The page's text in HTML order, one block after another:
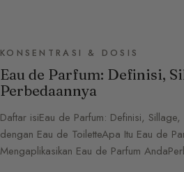
KONSENTRASI & DOSIS
Eau de Parfum: Definisi,
Perbedaannya
Daftar isiEau de Parfum: Definisi,
dengan Eau de ToiletteApa Itu Eau de
Mengaplikasikan Eau de Parfum